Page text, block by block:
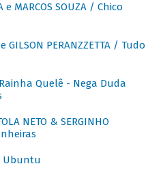
e MARCOS SOUZA / Chico
GILSON PERANZZETTA / Tudo
Quelê - Nega Duda
NETO & SERGINHO
Ubuntu